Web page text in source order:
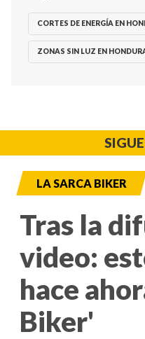
CORTES DE ENERGÍA EN
ZONAS SIN LUZ EN
LA SARCA BIKER
Tras la
video:
hace
Biker'